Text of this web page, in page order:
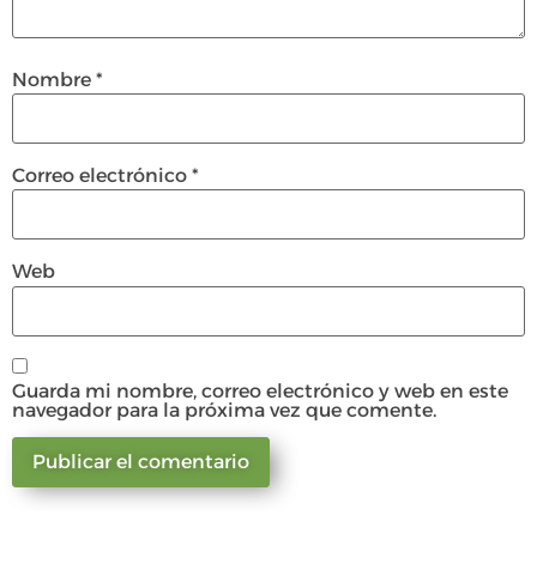
Nombre *
Correo electrónico *
Web
Guarda mi nombre, correo electrónico y web en este
navegador para la próxima vez que comente.